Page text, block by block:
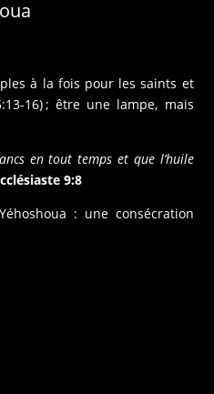
à la fois pour les saints et
16) ; être une lampe, mais
en tout temps et que l’huile
9:8
: une consécration